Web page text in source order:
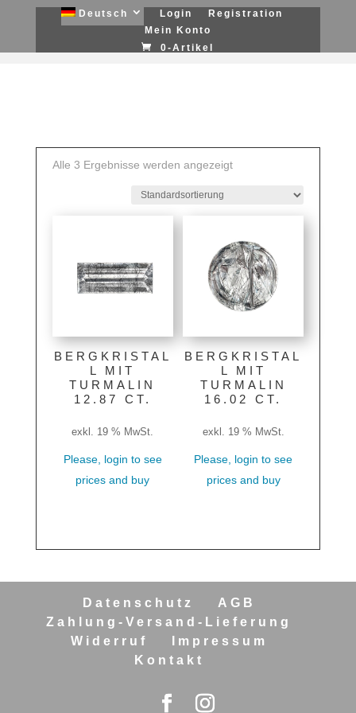
Deutsch Login
Registration
Mein Konto
0-Artikel
Alle 3 Ergebnisse werden angezeigt
BERGKRISTAL
L MIT
TURMALIN
12.87 CT.
exkl. 19 % MwSt.
Please, login to see
prices and buy
BERGKRISTAL
L MIT
TURMALIN
16.02 CT.
exkl. 19 % MwSt.
Please, login to see
prices and buy
Datenschutz
AGB
Zahlung-Versand-Lieferung
Widerruf
Impressum
Kontakt